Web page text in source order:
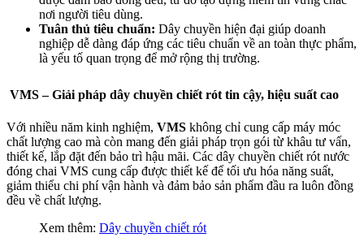
nơi người tiêu dùng.
Tuân thủ tiêu chuẩn: Dây chuyền hiện đại giúp doanh
nghiệp dễ dàng đáp ứng các tiêu chuẩn về an toàn thực phẩm,
là yếu tố quan trọng để mở rộng thị trường.
VMS – Giải pháp dây chuyền chiết rót tin cậy, hiệu suất cao
Với nhiều năm kinh nghiệm, VMS không chỉ cung cấp máy móc
chất lượng cao mà còn mang đến giải pháp trọn gói từ khâu tư vấn,
thiết kế, lắp đặt đến bảo trì hậu mãi. Các dây chuyền chiết rót nước
đóng chai VMS cung cấp được thiết kế để tối ưu hóa năng suất,
giảm thiểu chi phí vận hành và đảm bảo sản phẩm đầu ra luôn đồng
đều về chất lượng.
Xem thêm: Dây chuyền chiết rót